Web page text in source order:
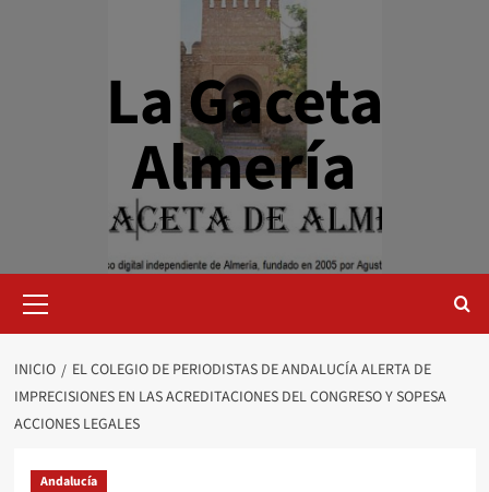
La Gaceta
Almería
primario
INICIO
EL COLEGIO DE PERIODISTAS DE ANDALUCÍA ALERTA DE
IMPRECISIONES EN LAS ACREDITACIONES DEL CONGRESO Y SOPESA
ACCIONES LEGALES
Andalucía